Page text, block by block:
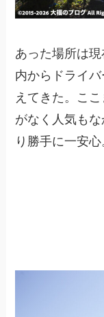
あった場所は
内からドライ
えてきた。こ
がなく人気も
り勝手に一安心